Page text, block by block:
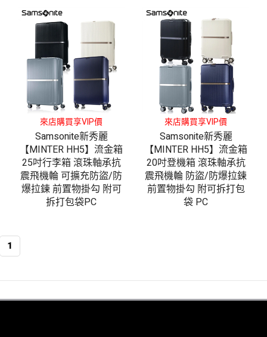
來店購買享VIP價
Samsonite新秀麗
【MINTER HH5】流金箱
25吋行李箱 滾珠軸承抗
震飛機輪 可擴充防盜/防
爆拉鍊 前置物掛勾 附可
拆打包袋PC
來店購買享VIP價
Samsonite新秀麗
【MINTER HH5】流金箱
20吋登機箱 滾珠軸承抗
震飛機輪 防盜/防爆拉鍊
前置物掛勾 附可拆打包
袋 PC
1